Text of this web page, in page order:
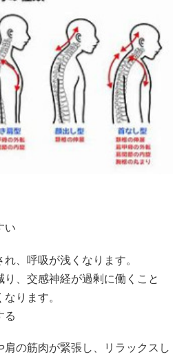
い
、呼吸が浅くなります。
、交感神経が過剰に働くこと
ります。
る
の筋肉が緊張し、リラックスし